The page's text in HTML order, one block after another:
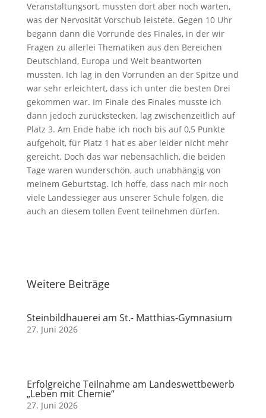
Veranstaltungsort, mussten dort aber noch warten,
was der Nervosität Vorschub leistete. Gegen 10 Uhr
begann dann die Vorrunde des Finales, in der wir
Fragen zu allerlei Thematiken aus den Bereichen
Deutschland, Europa und Welt beantworten
mussten. Ich lag in den Vorrunden an der Spitze und
war sehr erleichtert, dass ich unter die besten Drei
gekommen war. Im Finale des Finales musste ich
dann jedoch zurückstecken, lag zwischenzeitlich auf
Platz 3. Am Ende habe ich noch bis auf 0,5 Punkte
aufgeholt, für Platz 1 hat es aber leider nicht mehr
gereicht. Doch das war nebensächlich, die beiden
Tage waren wunderschön, auch unabhängig von
meinem Geburtstag. Ich hoffe, dass nach mir noch
viele Landessieger aus unserer Schule folgen, die
auch an diesem tollen Event teilnehmen dürfen.
Weitere Beiträge
Steinbildhauerei am St.- Matthias-Gymnasium
27. Juni 2026
Erfolgreiche Teilnahme am Landeswettbewerb
„Leben mit Chemie“
27. Juni 2026